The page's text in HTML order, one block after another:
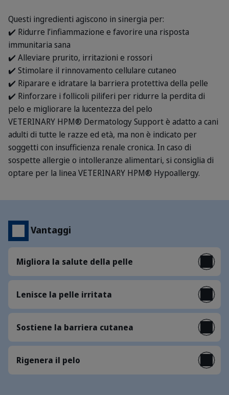
Questi ingredienti agiscono in sinergia per:
✔️ Ridurre l’infiammazione e favorire una risposta
immunitaria sana
✔️ Alleviare prurito, irritazioni e rossori
✔️ Stimolare il rinnovamento cellulare cutaneo
✔️ Riparare e idratare la barriera protettiva della pelle
✔️ Rinforzare i follicoli piliferi per ridurre la perdita di
pelo e migliorare la lucentezza del pelo
VETERINARY HPM® Dermatology Support è adatto a cani
adulti di tutte le razze ed età, ma non è indicato per
soggetti con insufficienza renale cronica. In caso di
sospette allergie o intolleranze alimentari, si consiglia di
optare per la linea VETERINARY HPM® Hypoallergy.
Vantaggi
Migliora la salute della pelle
Lenisce la pelle irritata
Sostiene la barriera cutanea
Rigenera il pelo